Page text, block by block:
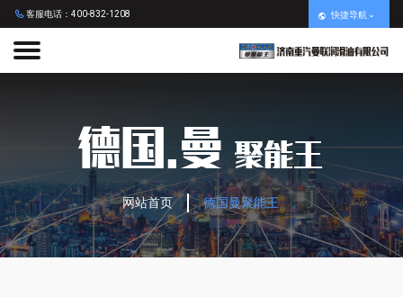
客服电话：400-832-1208 快捷导航
网站首页 德国曼聚能王